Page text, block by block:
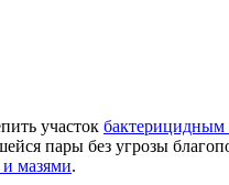
участок бактерицидным
пары без угрозы
мазями.